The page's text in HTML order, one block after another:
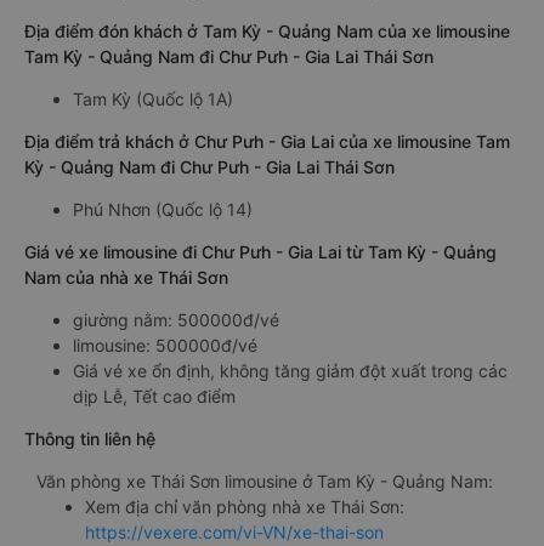
Địa điểm đón khách ở Tam Kỳ - Quảng Nam của xe limousine
Tam Kỳ - Quảng Nam đi Chư Pưh - Gia Lai Thái Sơn
Tam Kỳ (Quốc lộ 1A)
Địa điểm trả khách ở Chư Pưh - Gia Lai của xe limousine Tam
Kỳ - Quảng Nam đi Chư Pưh - Gia Lai Thái Sơn
Phú Nhơn (Quốc lộ 14)
Giá vé xe limousine đi Chư Pưh - Gia Lai từ Tam Kỳ - Quảng
Nam của nhà xe Thái Sơn
giường nằm: 500000đ/vé
limousine: 500000đ/vé
Giá vé xe ổn định, không tăng giảm đột xuất trong các
dịp Lễ, Tết cao điểm
Thông tin liên hệ
Văn phòng xe Thái Sơn limousine ở Tam Kỳ - Quảng Nam:
Xem địa chỉ văn phòng nhà xe Thái Sơn:
https://vexere.com/vi-VN/xe-thai-son